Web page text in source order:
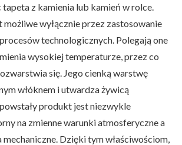
z kamienia lub kamień w rolce.
możliwe wyłącznie przez zastosowanie
technologicznych. Polegają one
wysokiej temperaturze, przez co
się. Jego cienką warstwę
włóknem i utwardza żywicą
produkt jest niezwykle
na zmienne warunki atmosferyczne a
Dzięki tym właściwościom,